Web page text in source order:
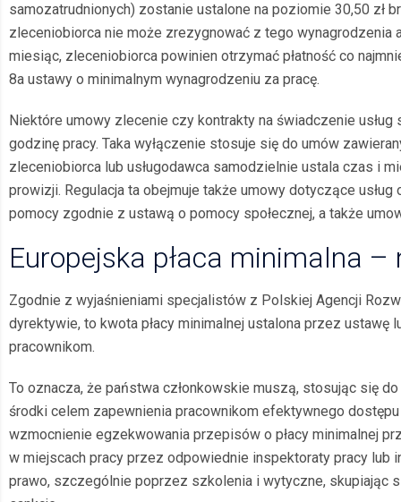
samozatrudnionych) zostanie ustalone na poziomie 30,50 zł
zleceniobiorca nie może zrezygnować z tego wynagrodzenia
miesiąc, zleceniobiorca powinien otrzymać płatność co
8a ustawy o minimalnym wynagrodzeniu za pracę.
Niektóre umowy zlecenie czy kontrakty na świadczenie
godzinę pracy. Taka wyłączenie stosuje się do umów
zleceniobiorca lub usługodawca samodzielnie ustala czas i
prowizji. Regulacja ta obejmuje także umowy dotyczące
pomocy zgodnie z ustawą o pomocy społecznej, a także
Europejska płaca minimalna
Zgodnie z wyjaśnieniami specjalistów z Polskiej Agencji
dyrektywie, to kwota płacy minimalnej ustalona przez
pracownikom.
To oznacza, że państwa członkowskie muszą, stosując się
środki celem zapewnienia pracownikom efektywnego
wzmocnienie egzekwowania przepisów o płacy minimalnej
w miejscach pracy przez odpowiednie inspektoraty pracy lub
prawo, szczególnie poprzez szkolenia i wytyczne, skupiając